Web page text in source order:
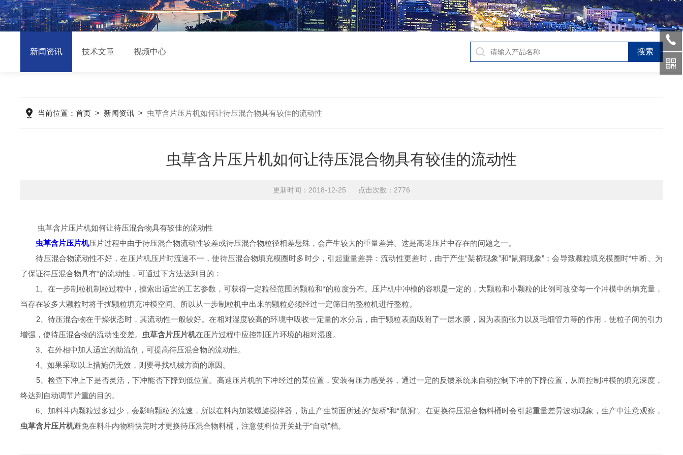
新闻资讯 技术文章 视频中心
当前位置：首页 > 新闻资讯 > 虫草含片压片机如何让待压混合物具有较佳的流动性
虫草含片压片机如何让待压混合物具有较佳的流动性
更新时间：2018-12-25 点击次数：2776
虫草含片压片机如何让待压混合物具有较佳的流动性
虫草含片压片机压片过程中由于待压混合物流动性较差或待压混合物粒径相差悬殊，会产生较大的重量差异。这是高速压片中存在的问题之一。
待压混合物流动性不好，在压片机压片时流速不一，使待压混合物填充模圈时多时少，引起重量差异：流动性更差时，由于产生“架桥现象”和“鼠洞现象”；会导致颗粒填充模圈时*中断、为
了保证待压混合物具有*的流动性，可通过下方法达到目的：
1、在一步制粒机制粒过程中，摸索出适宜的工艺参数，可获得一定粒径范围的颗粒和*的粒度分布。压片机中冲模的容积是一定的，大颗粒和小颗粒的比例可改变每一个冲模中的填充量，
当存在较多大颗粒时将干扰颗粒填充冲模空间。所以从一步制粒机中出来的颗粒必须经过一定筛日的整粒机进行整粒。
2、待压混合物在干燥状态时，其流动性一般较好。在相对湿度较高的环境中吸收一定量的水分后，由于颗粒表面吸附了一层水膜，因为表面张力以及毛细管力等的作用，使粒子间的引力
增强，使待压混合物的流动性变差。 虫草含片压片机在压片过程中应控制压片环境的相对湿度。
3、在外相中加人适宜的助流剂，可提高待压混合物的流动性。
4、如果采取以上措施仍无效，则要寻找机械方面的原因。
5、检查下冲上下是否灵活，下冲能否下降到低位置。高速压片机的下冲经过的某位置，安装有压力感受器，通过一定的反馈系统来自动控制下冲的下降位置，从而控制冲模的填充深度，
终达到自动调节片重的目的。
6、加料斗内颗粒过多过少，会影响颗粒的流速，所以在料内加装螺旋搅拌器，防止产生前面所述的“架桥”和“鼠洞”。在更换待压混合物料桶时会引起重量差异波动现象，生产中注意观察，
虫草含片压片机避免在料斗内物料快完时才更换待压混合物料桶，注意使料位开关处于“自动”档。